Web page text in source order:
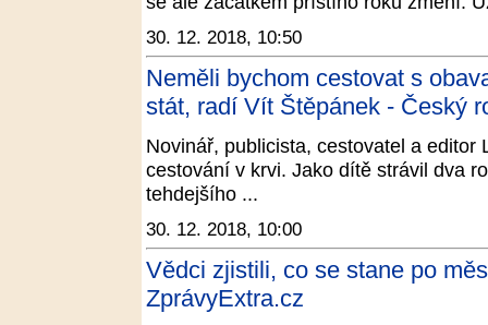
30. 12. 2018, 10:50
Neměli bychom cestovat s
stát, radí Vít Štěpánek - Český
Novinář, publicista, cestovatel a editor
cestování v krvi. Jako dítě strávil dva
tehdejšího ...
30. 12. 2018, 10:00
Vědci zjistili, co se stane po
ZprávyExtra.cz